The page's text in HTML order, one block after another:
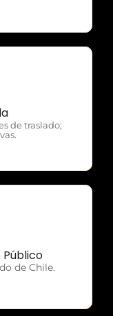
de traslado;
Público
de Chile.